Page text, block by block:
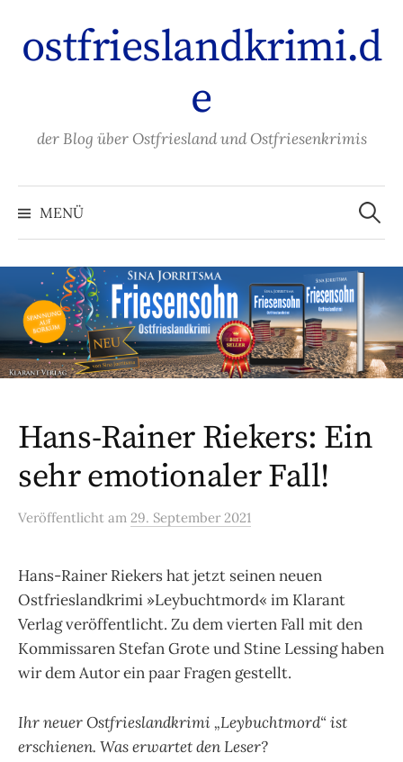
Inhalt
überspringen
ostfrieslandkrimi.d
e
der Blog über Ostfriesland und Ostfriesenkrimis
MENÜ
Suchen
nach:
Hans-Rainer Riekers: Ein
sehr emotionaler Fall!
Veröffentlicht am 29. September 2021
Hans-Rainer Riekers hat jetzt seinen neuen
Ostfrieslandkrimi »Leybuchtmord« im Klarant
Verlag veröffentlicht. Zu dem vierten Fall mit den
Kommissaren Stefan Grote und Stine Lessing haben
wir dem Autor ein paar Fragen gestellt.
Ihr neuer Ostfrieslandkrimi „Leybuchtmord“ ist
erschienen. Was erwartet den Leser?